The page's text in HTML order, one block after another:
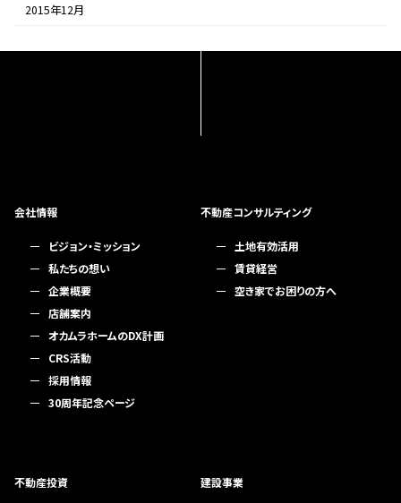
2015年12月
会社情報
ビジョン・ミッション
私たちの想い
企業概要
店舗案内
オカムラホームのDX計画
CRS活動
採用情報
30周年記念ページ
不動産コンサルティング
土地有効活用
賃貸経営
空き家でお困りの方へ
不動産投資 建設事業